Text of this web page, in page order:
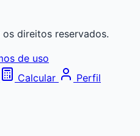
direitos reservados.
de uso
Calcular Perfil